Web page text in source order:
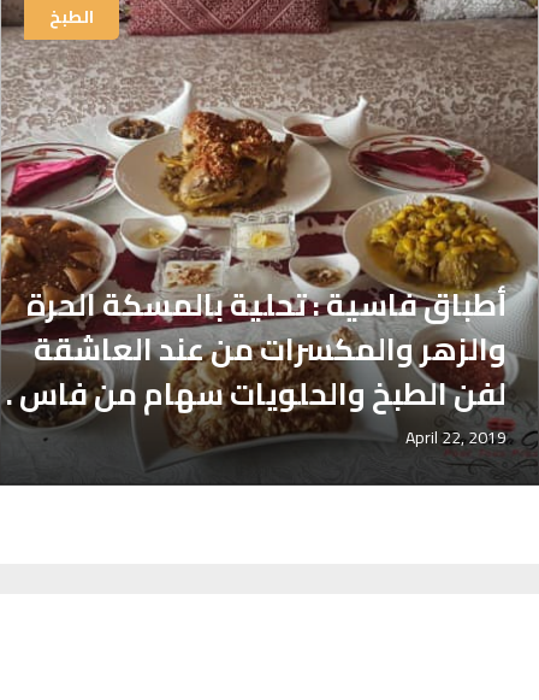
أطباق فاسية : تحلية بالمسكة الحرة
والزهر والمكسرات من عند العاشقة
لفن الطبخ والحلويات سهام من فاس .
April 22, 2019
الطبخ